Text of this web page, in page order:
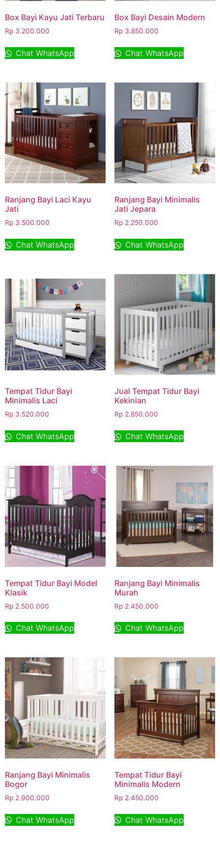
Box Bayi Kayu Jati Terbaru
Rp 3.200.000
Chat WhatsApp
Box Bayi Desain Modern
Rp3.850.000
Chat WhatsApp
Ranjang Bayi Laci Kayu
Jati
Rp 3.500.000
Chat WhatsApp
Ranjang Bayi Minimalis
Jati Jepara
Rp2.250.000
Chat WhatsApp
Tempat Tidur Bayi
Minimalis Laci
Rp 3.520.000
Chat WhatsApp
Jual Tempat Tidur Bayi
Kekinian
Rp2.850.000
Chat WhatsApp
Tempat Tidur Bayi Model
Klasik
Rp 2.500.000
Chat WhatsApp
Ranjang Bayi Minimalis
Murah
Rp2.450.000
Chat WhatsApp
Ranjang Bayi Minimalis
Bogor
Rp 2.900.000
Chat WhatsApp
Tempat Tidur Bayi
Minimalis Modern
Rp2.450.000
Chat WhatsApp